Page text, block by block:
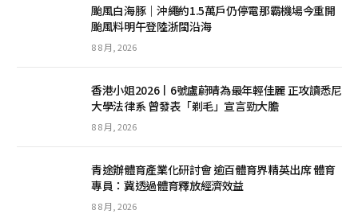
颱風白海豚｜沖繩約1.5萬戶仍停電那霸機場今重開
颱風料明午登陸浙閩沿海
8 8 月, 2026
香港小姐2026丨6號盧蔚晴為最年輕佳麗 正攻讀悉尼
大學法律系 曾發表「剃毛」宣言勁大膽
8 8 月, 2026
青途辦體育產業化研討會 逾百體育界精英出席 體育
專員：冀透過體育釋放經濟效益
8 8 月, 2026